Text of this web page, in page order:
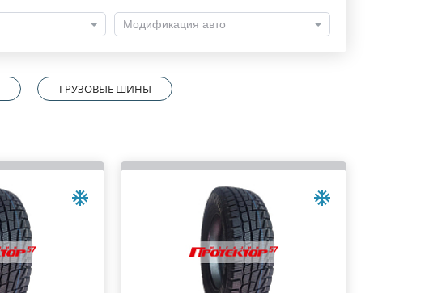
Модификация авто
ГРУЗОВЫЕ ШИНЫ